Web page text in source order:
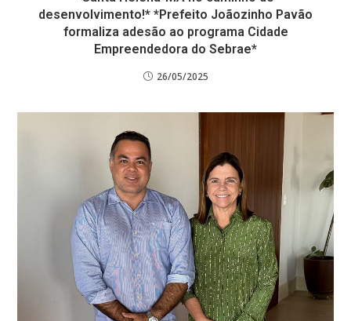
desenvolvimento!* *Prefeito Joãozinho Pavão
formaliza adesão ao programa Cidade
Empreendedora do Sebrae*
26/05/2025